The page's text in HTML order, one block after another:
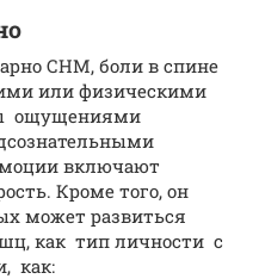
СНМ, боли в спине
или физическими
ощущениями
включают
Кроме того, он
может развиться
как тип личности с
как: